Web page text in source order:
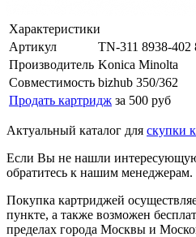
Характеристики
Артикул
TN-311 8938-402
Производитель Konica Minolta
Совместимость bizhub 350/362
Продать картридж за 500 руб
Актуальный каталог для скупки
Если Вы не нашли
обратитесь к нашим менеджерам.
Покупка картриджей
пункте, а также возможен
пределах города Москвы и